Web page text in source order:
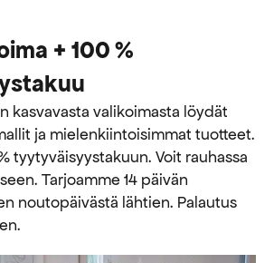
+ 100 %
kasvavasta valikoimasta löydät
ja mielenkiintoisimmat tuotteet.
tyytyväisyystakuun. Voit rauhassa
Tarjoamme 14 päivän
noutopäivästä lähtien. Palautus